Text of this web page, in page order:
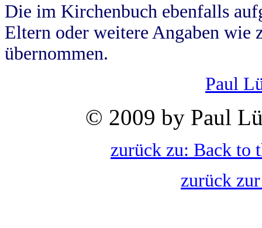
Die im Kirchenbuch ebenfalls
Eltern oder weitere Angaben wie
übernommen.
Paul
© 2009 by Paul
zurück zu: Back to
zurück